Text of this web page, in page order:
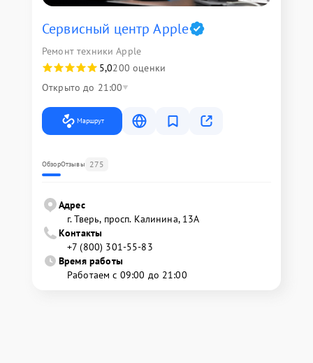
Сервисный центр Apple
Ремонт техники Apple
5,0200 оценки
Открыто до 21:00
Маршрут
ОбзорОтзывы 275
Адрес
г. Тверь, просп. Калинина, 13А
Контакты
+7 (800) 301-55-83
Время работы
Работаем с 09:00 до 21:00